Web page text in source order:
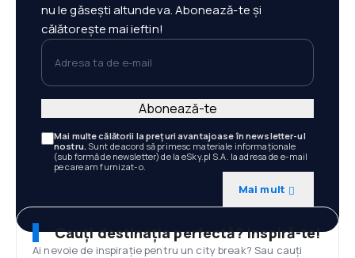
nu le găsești altundeva. Abonează-te și
călătorește mai ieftin!
Adresa ta de e-mail
Mai multe călătorii la prețuri avantajoase în newsletter-ul
nostru. Sunt de acord să primesc materiale informaționale
(sub formă de newsletter) de la eSky.pl S.A. la adresa de e-mail
pe care am furnizat-o.
Mai mult
Abonează-te
Cauți destinația perfectă? Inspiră-te!
Ai nevoie de inspirație pentru un city break? Sau cauți